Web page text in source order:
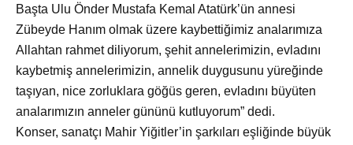
Başta Ulu Önder Mustafa Kemal Atatürk’ün annesi
Zübeyde Hanım olmak üzere kaybettiğimiz analarımıza
Allahtan rahmet diliyorum, şehit annelerimizin, evladını
kaybetmiş annelerimizin, annelik duygusunu yüreğinde
taşıyan, nice zorluklara göğüs geren, evladını büyüten
analarımızın anneler gününü kutluyorum” dedi.
Konser, sanatçı Mahir Yiğitler’in şarkıları eşliğinde büyük